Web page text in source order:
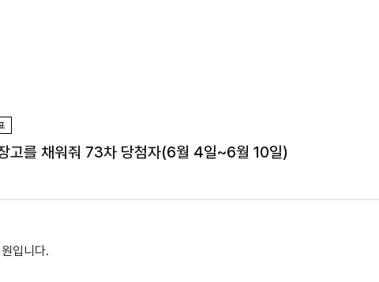
고를 채워줘 73차 당첨자(6월 4일~6월 10일)
입니다.